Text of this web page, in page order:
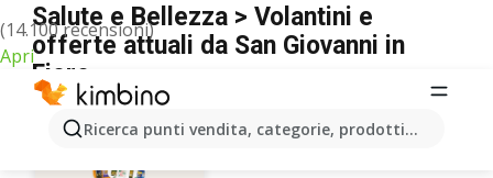
(14.100 recensioni)
Apri
Ricerca punti vendita, categorie, prodotti...
Salute e Bellezza > Volantini e
offerte attuali da San Giovanni in
Fiore